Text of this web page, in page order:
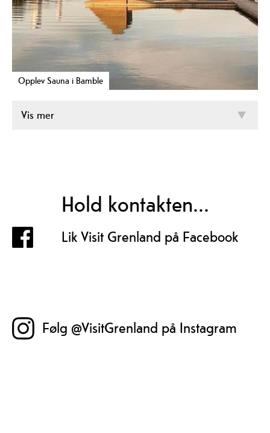
Opplev Sauna i Bamble
Vis mer
Hold kontakten...
Lik Visit Grenland på Facebook
Følg @VisitGrenland på Instagram